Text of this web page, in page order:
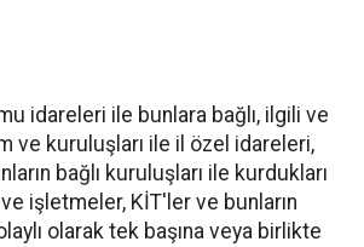
idareleri ile bunlara bağlı, ilgili ve
ve kuruluşları ile il özel idareleri,
bağlı kuruluşları ile kurdukları
işletmeler, KİT'ler ve bunların
olarak tek başına veya birlikte